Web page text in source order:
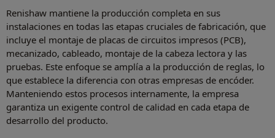
Renishaw mantiene la producción completa en sus
instalaciones en todas las etapas cruciales de fabricación, que
incluye el montaje de placas de circuitos impresos (PCB),
mecanizado, cableado, montaje de la cabeza lectora y las
pruebas. Este enfoque se amplía a la producción de reglas, lo
que establece la diferencia con otras empresas de encóder.
Manteniendo estos procesos internamente, la empresa
garantiza un exigente control de calidad en cada etapa de
desarrollo del producto.